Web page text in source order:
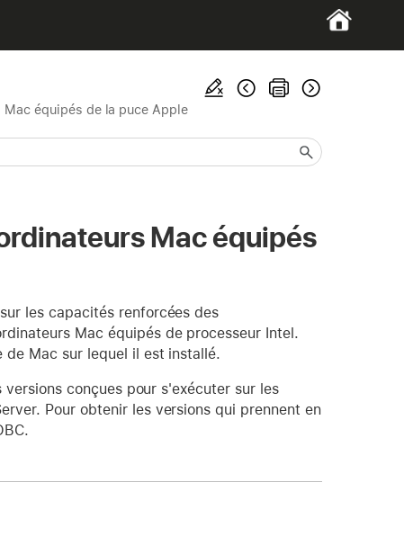
équipés de la puce Apple
Mac équipés
les capacités renforcées des
Mac équipés de processeur Intel.
Mac sur lequel il est installé.
conçues pour s'exécuter sur les
Pour obtenir les versions qui prennent en